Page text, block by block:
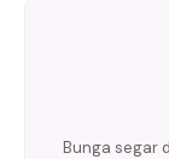
Bunga segar